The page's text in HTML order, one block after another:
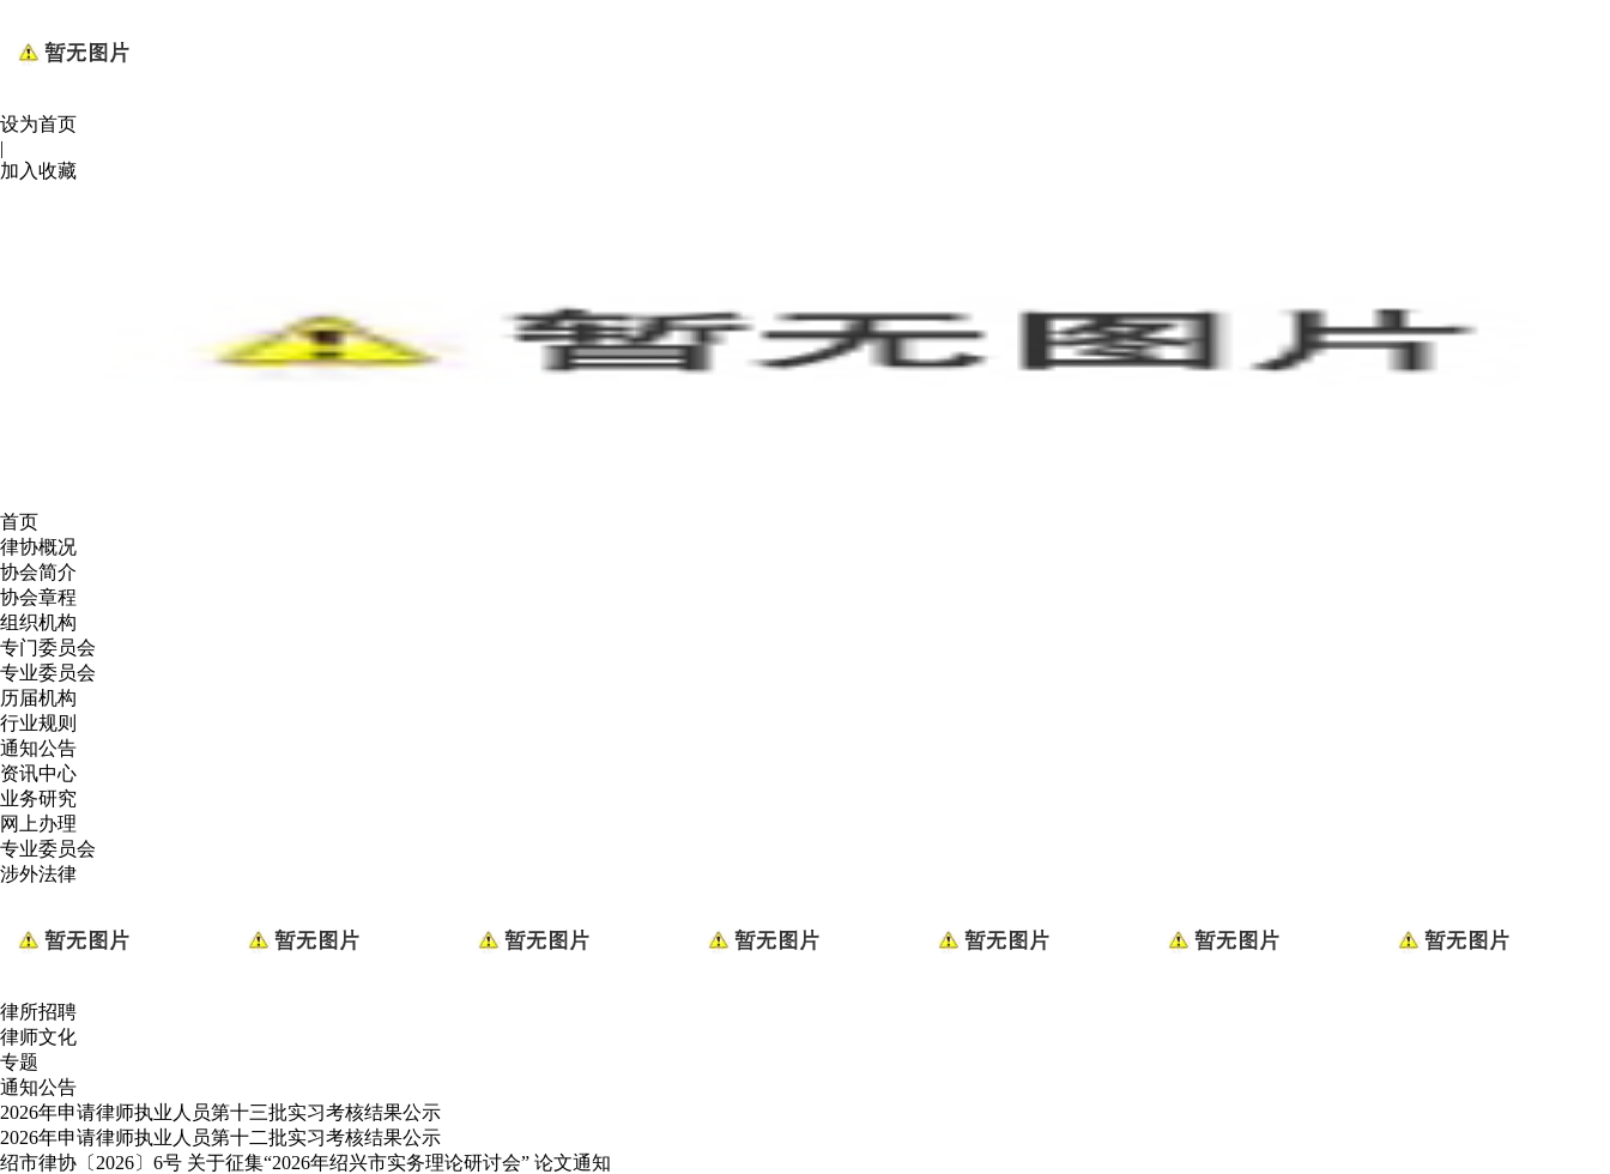
设为首页
|
加入收藏
首页
律协概况
协会简介
协会章程
组织机构
专门委员会
专业委员会
历届机构
行业规则
通知公告
资讯中心
业务研究
网上办理
专业委员会
涉外法律
律所招聘
律师文化
专题
通知公告
2026年申请律师执业人员第十三批实习考核结果公示
2026年申请律师执业人员第十二批实习考核结果公示
绍市律协〔2026〕6号 关于征集“2026年绍兴市实务理论研讨会” 论文通知